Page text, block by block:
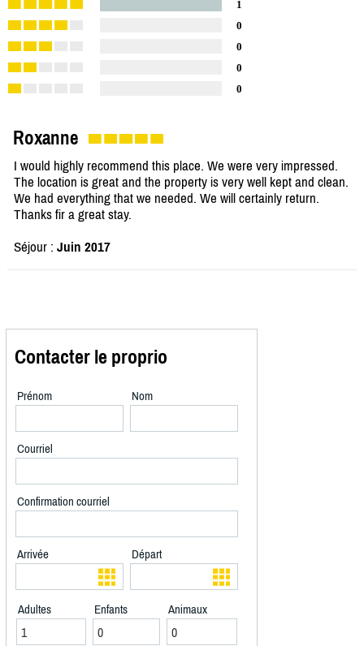
1
0
0
0
0
Roxanne
I would highly recommend this place. We were very impressed.
The location is great and the property is very well kept and clean.
We had everything that we needed. We will certainly return.
Thanks fir a great stay.
Séjour : Juin 2017
Contacter le proprio
Prénom Nom
Courriel
Confirmation courriel
Arrivée Départ
Adultes Enfants Animaux